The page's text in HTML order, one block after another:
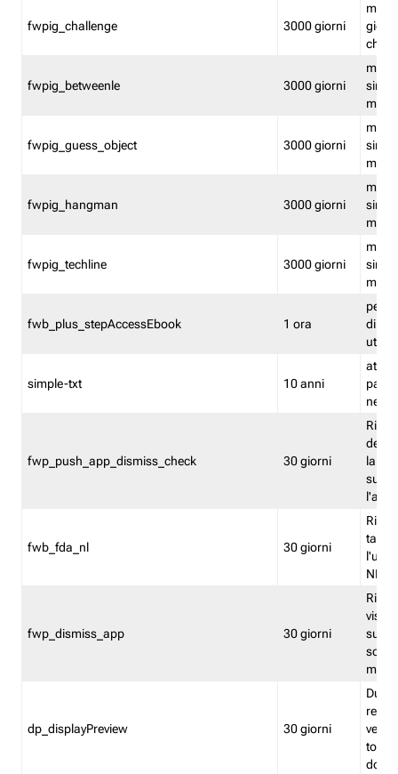
fwpig_challenge 3000 giorni
fwpig_betweenle 3000 giorni
fwpig_guess_object 3000 giorni
fwpig_hangman 3000 giorni
fwpig_techline 3000 giorni
fwb_plus_stepAccessEbook 1 ora
di un
simple-txt 10 anni
attiva
fwp_push_app_dismiss_check 30 giorni
la
fwb_fda_nl 30 giorni
NL
fwp_dismiss_app 30 giorni
visto
dp_displayPreview 30 giorni
torna
dopo